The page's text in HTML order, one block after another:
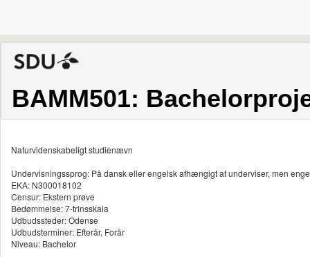
BAMM501:
Naturvidenskabeligt studienævn
Undervisningssprog: På dansk eller engelsk afhængigt af underviser, men
EKA: N300018102
Censur: Ekstern prøve
Bedømmelse: 7-trinsskala
Udbudssteder: Odense
Udbudsterminer: Efterår, Forår
Niveau: Bachelor